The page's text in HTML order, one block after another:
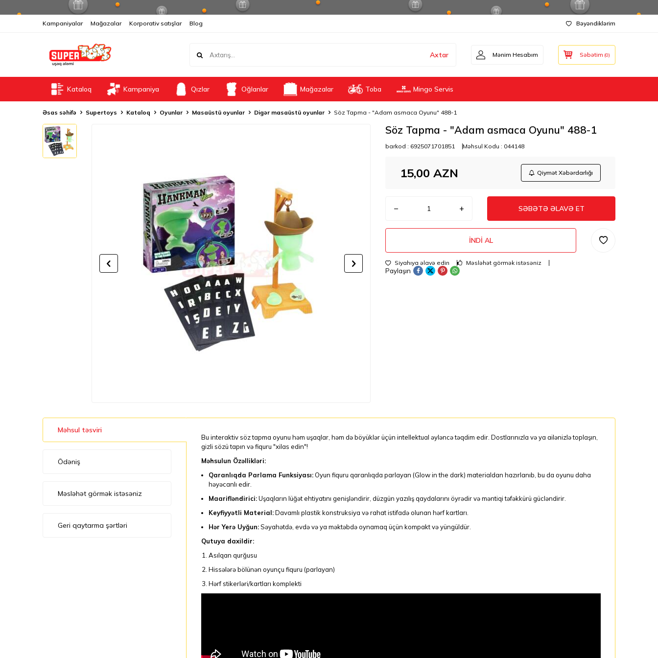
Kampaniyalar Mağazalar Korporativ satışlar Blog Bəyəndiklərim
Axtar Mənim Hesabım Səbətim (0)
Kataloq Kampaniya Qızlar Oğlanlar Mağazalar Toba Mingo Servis
Əsas səhifə Supertoys Kataloq Oyunlar Masaüstü oyunlar Digər masaüstü oyunlar Söz Tapma - "Adam asmaca Oyunu" 488-1
Söz Tapma - "Adam asmaca Oyunu" 488-1
barkod : 6925071701851 Məhsul Kodu : 044148
15,00 AZN Qiymət Xəbərdarlığı
SƏBƏTƏ ƏLAVƏ ET
İNDI AL
Siyahıya əlavə edin Məsləhət görmək istəsəniz
Paylaşın
Məhsul təsviri
Ödəniş
Məsləhət görmək istəsəniz
Geri qaytarma şərtləri
Bu interaktiv söz tapma oyunu həm uşaqlar, həm də böyüklər üçün intellektual əyləncə təqdim edir. Dostlarınızla və ya ailənizlə toplaşın,
gizli sözü tapın və fiquru "xilas edin"!
Məhsulun Özəllikləri:
Qaranlıqda Parlama Funksiyası:Oyun fiquru qaranlıqda parlayan (Glow in the dark) materialdan hazırlanıb, bu da oyunu daha
həyəcanlı edir.
Maarifləndirici:Uşaqların lüğət ehtiyatını genişləndirir, düzgün yazılış qaydalarını öyrədir və məntiqi təfəkkürü gücləndirir.
Keyfiyyətli Material:Davamlı plastik konstruksiya və rahat istifadə olunan hərf kartları.
Hər Yerə Uyğun:Səyahətdə, evdə və ya məktəbdə oynamaq üçün kompakt və yüngüldür.
Qutuya daxildir:
Asılqan qurğusu
Hissələrə bölünən oyunçu fiquru (parlayan)
Hərf stikerləri/kartları komplekti